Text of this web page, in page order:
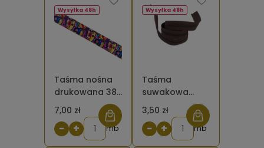
Taśma nośna
drukowana 38
mm abstrakcja
ala Picasso
twarze
7,00 zł
Wysyłka 48h
− + mb
Taśma
suwakowa
spiralna 5 mm
brązowa
gorzka
czekolada 141
3,50 zł
Wysyłka 48h
− + mb